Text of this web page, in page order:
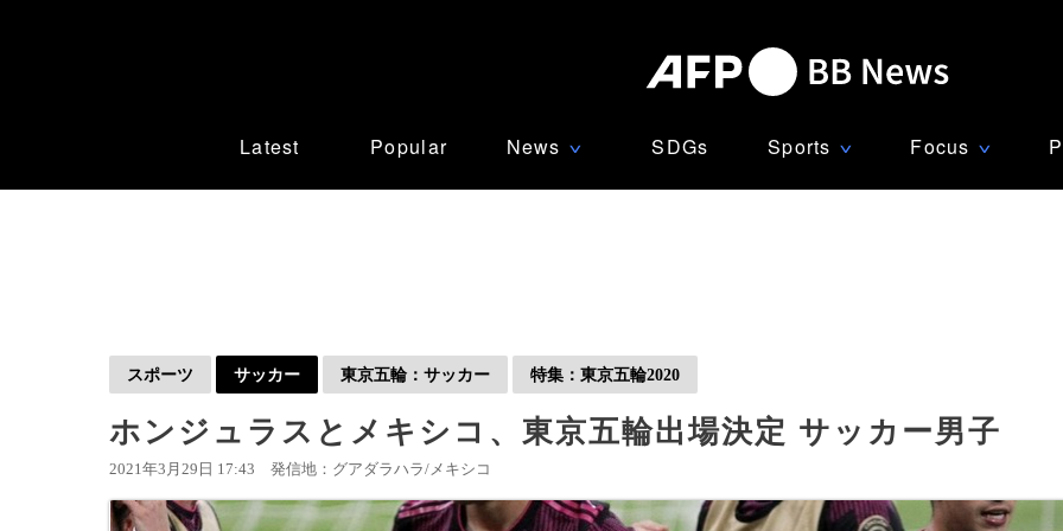
Latest Popular News ∨ SDGs Sports ∨ Focus ∨
スポーツ サッカー 東京五輪：サッカー 特集：東京五輪2020
ホンジュラスとメキシコ、東京五輪出場決定 サッカー男子
2021年3月29日 17:43 発信地：グアダラハラ/メキシコ